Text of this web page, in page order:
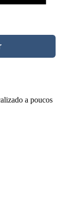
a poucos